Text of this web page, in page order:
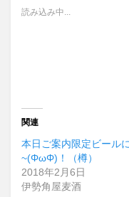
読み込み中...
関連
本日ご案内限定ビール
~(ΦωΦ)！（樽）
2018年2月6日
伊勢角屋麦酒